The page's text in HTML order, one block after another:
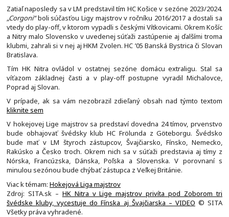
Zatiaľ naposledy sa v LM predstavil tím HC Košice v sezóne 2023/2024.
„Corgoni“boli súčasťou Ligy majstrov v ročníku 2016/2017 a dostali sa
vtedy do play-off, v ktorom vypadli s českými Vítkovicami. Okrem Košíc
a Nitry malo Slovensko v uvedenej súťaži zastúpenie aj ďalšími troma
klubmi, zahrali si v nej aj HKM Zvolen. HC ’05 Banská Bystrica či Slovan
Bratislava.
Tím HK Nitra ovládol v ostatnej sezóne domácu extraligu. Stal sa
víťazom základnej časti a v play-off postupne vyradil Michalovce,
Poprad aj Slovan.
V prípade, ak sa vám nezobrazil zdieľaný obsah nad týmto textom
kliknite sem
V hokejovej Lige majstrov sa predstaví dovedna 24 tímov, prvenstvo
bude obhajovať švédsky klub HC Frölunda z Göteborgu. Švédsko
bude mať v LM štyroch zástupcov, Švajčiarsko, Fínsko, Nemecko,
Rakúsko a Česko troch. Okrem nich sa v súťaži predstavia aj tímy z
Nórska, Francúzska, Dánska, Poľska a Slovenska. V porovnaní s
minulou sezónou bude chýbať zástupca z Veľkej Británie.
Viac k témam: Hokejová Liga majstrov
Zdroj: SITA.sk – HK Nitra v Lige majstrov privíta pod Zoborom tri
švédske kluby, vycestuje do Fínska aj Švajčiarska – VIDEO © SITA
Všetky práva vyhradené.